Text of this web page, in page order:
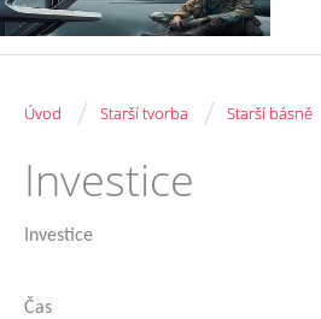
Úvod / Starší tvorba / Starší básně
Investice
Investice
Čas